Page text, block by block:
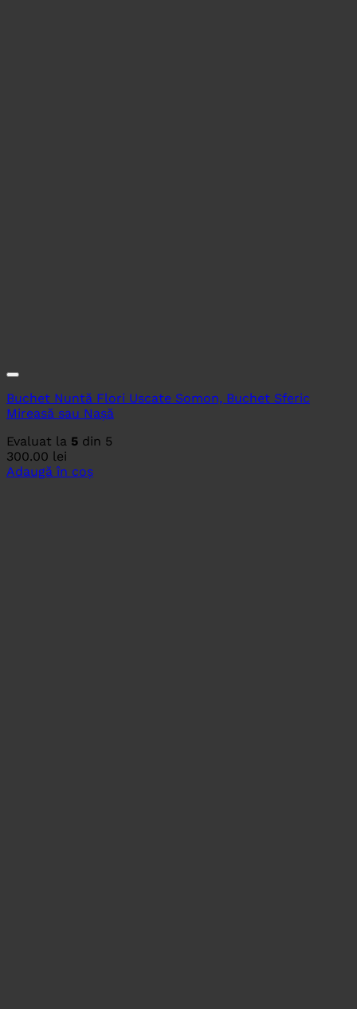
Buchet Nuntă Flori Uscate Somon, Buchet Sferic
Mireasă sau Nașă
Evaluat la 5 din 5
300.00 lei
Adaugă în coș